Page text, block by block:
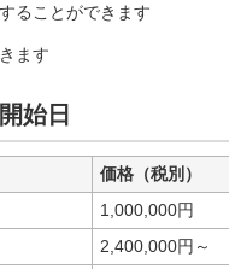
ることができます
ます
始日
価格（税別）
1,000,000円
2,400,000円～